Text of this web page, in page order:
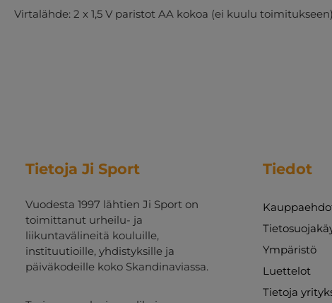
Virtalähde: 2 x 1,5 V paristot AA kokoa (ei kuulu
Tietoja Ji Sport
Vuodesta 1997 lähtien Ji Sport on
toimittanut urheilu- ja
liikuntavälineitä kouluille,
instituutioille, yhdistyksille ja
päiväkodeille koko Skandinaviassa.
Tiedot
Ympäristö
Luettelot
Tietoja